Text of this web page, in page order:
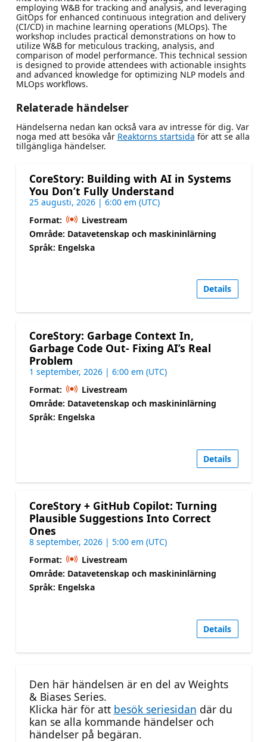
employing W&B for tracking and analysis, and leveraging
GitOps for enhanced continuous integration and delivery
(CI/CD) in machine learning operations (MLOps). The
workshop includes practical demonstrations on how to
utilize W&B for meticulous tracking, analysis, and
comparison of model performance. This technical session
is designed to provide attendees with actionable insights
and advanced knowledge for optimizing NLP models and
MLOps workflows.
Relaterade händelser
Händelserna nedan kan också vara av intresse för dig. Var
noga med att besöka vår Reaktorns startsida för att se alla
tillgängliga händelser.
CoreStory: Building with AI in Systems
You Don’t Fully Understand
25 augusti, 2026 | 6:00 em (UTC)
Format:
Livestream
Område: Datavetenskap och maskininlärning
Språk: Engelska
Details
CoreStory: Garbage Context In,
Garbage Code Out- Fixing AI’s Real
Problem
1 september, 2026 | 6:00 em (UTC)
Format:
Livestream
Område: Datavetenskap och maskininlärning
Språk: Engelska
Details
CoreStory + GitHub Copilot: Turning
Plausible Suggestions Into Correct
Ones
8 september, 2026 | 5:00 em (UTC)
Format:
Livestream
Område: Datavetenskap och maskininlärning
Språk: Engelska
Details
Den här händelsen är en del av Weights
& Biases Series.
Klicka här för att besök seriesidan där du
kan se alla kommande händelser och
händelser på begäran.